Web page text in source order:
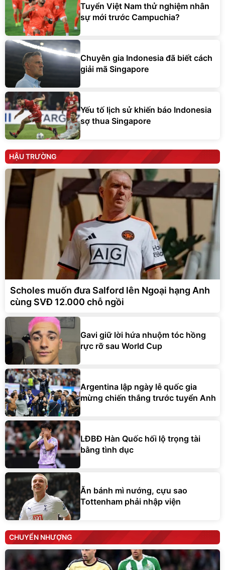
Tuyển Việt Nam thử nghiệm nhân
sự mới trước Campuchia?
Chuyên gia Indonesia đã biết cách
giải mã Singapore
Yếu tố lịch sử khiến báo Indonesia
sợ thua Singapore
HẬU TRƯỜNG
Scholes muốn đưa Salford lên Ngoại hạng Anh
cùng SVĐ 12.000 chỗ ngồi
Gavi giữ lời hứa nhuộm tóc hồng
rực rỡ sau World Cup
Argentina lập ngày lễ quốc gia
mừng chiến thắng trước tuyển Anh
LĐBĐ Hàn Quốc hối lộ trọng tài
bằng tình dục
Ăn bánh mì nướng, cựu sao
Tottenham phải nhập viện
CHUYỂN NHƯỢNG